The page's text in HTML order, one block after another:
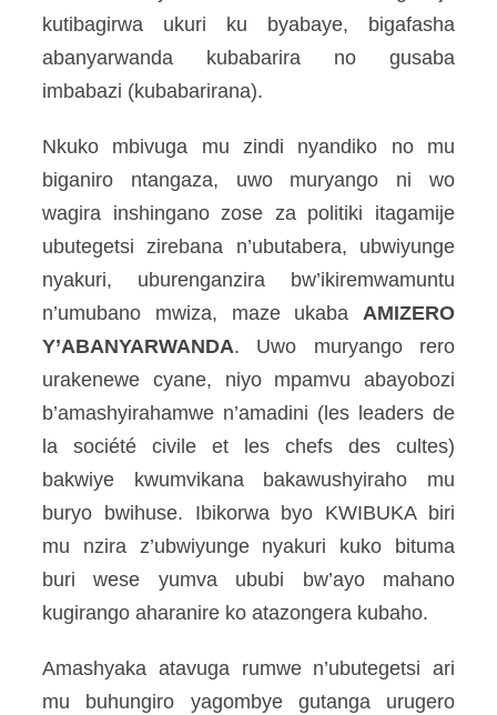
kutibagirwa ukuri ku byabaye, bigafasha
abanyarwanda kubabarira no gusaba
imbabazi (kubabarirana).
Nkuko mbivuga mu zindi nyandiko no mu
biganiro ntangaza, uwo muryango ni wo
wagira inshingano zose za politiki itagamije
ubutegetsi zirebana n’ubutabera, ubwiyunge
nyakuri, uburenganzira bw’ikiremwamuntu
n’umubano mwiza, maze ukaba AMIZERO
Y’ABANYARWANDA. Uwo muryango rero
urakenewe cyane, niyo mpamvu abayobozi
b’amashyirahamwe n’amadini (les leaders de
la société civile et les chefs des cultes)
bakwiye kwumvikana bakawushyiraho mu
buryo bwihuse. Ibikorwa byo KWIBUKA biri
mu nzira z’ubwiyunge nyakuri kuko bituma
buri wese yumva ububi bw’ayo mahano
kugirango aharanire ko atazongera kubaho.
Amashyaka atavuga rumwe n’ubutegetsi ari
mu buhungiro yagombye gutanga urugero